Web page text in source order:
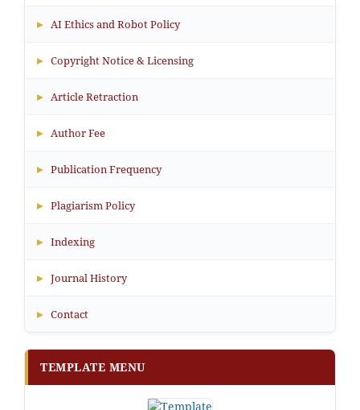
▸ AI Ethics and Robot Policy
▸ Copyright Notice & Licensing
▸ Article Retraction
▸ Author Fee
▸ Publication Frequency
▸ Plagiarism Policy
▸ Indexing
▸ Journal History
▸ Contact
TEMPLATE MENU